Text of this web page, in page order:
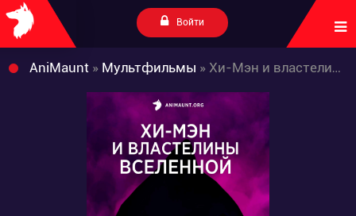
Войти
AniMaunt » Мультфильмы » Хи-Мэн и властелины вселенной 2 сезон